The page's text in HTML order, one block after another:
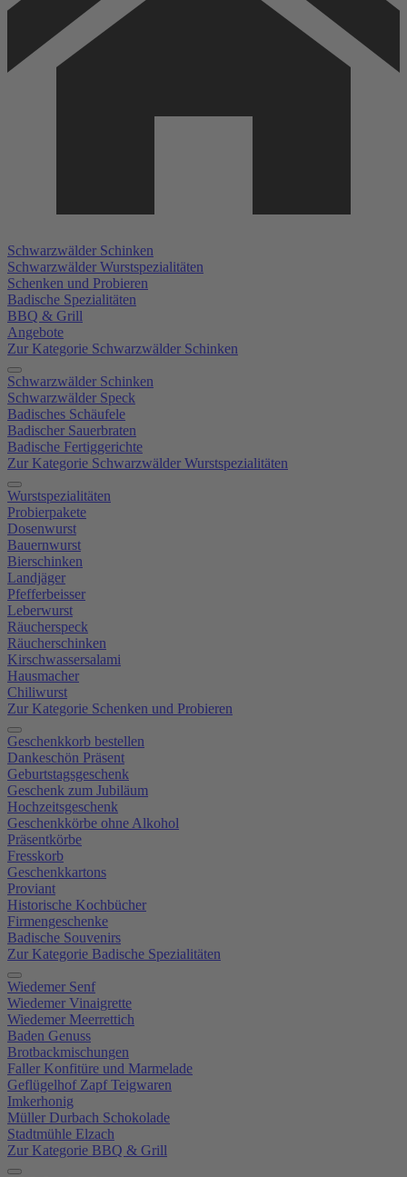
Schwarzwälder Schinken
Schwarzwälder Wurstspezialitäten
Schenken und Probieren
Badische Spezialitäten
BBQ & Grill
Angebote
Zur Kategorie Schwarzwälder Schinken
Schwarzwälder Schinken
Schwarzwälder Speck
Badisches Schäufele
Badischer Sauerbraten
Badische Fertiggerichte
Zur Kategorie Schwarzwälder Wurstspezialitäten
Wurstspezialitäten
Probierpakete
Dosenwurst
Bauernwurst
Bierschinken
Landjäger
Pfefferbeisser
Leberwurst
Räucherspeck
Räucherschinken
Kirschwassersalami
Hausmacher
Chiliwurst
Zur Kategorie Schenken und Probieren
Geschenkkorb bestellen
Dankeschön Präsent
Geburtstagsgeschenk
Geschenk zum Jubiläum
Hochzeitsgeschenk
Geschenkkörbe ohne Alkohol
Präsentkörbe
Fresskorb
Geschenkkartons
Proviant
Historische Kochbücher
Firmengeschenke
Badische Souvenirs
Zur Kategorie Badische Spezialitäten
Wiedemer Senf
Wiedemer Vinaigrette
Wiedemer Meerrettich
Baden Genuss
Brotbackmischungen
Faller Konfitüre und Marmelade
Geflügelhof Zapf Teigwaren
Imkerhonig
Müller Durbach Schokolade
Stadtmühle Elzach
Zur Kategorie BBQ & Grill